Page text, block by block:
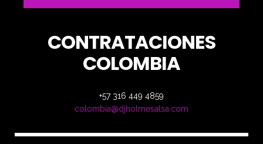
CONTRATACIONES
COLOMBIA
+57 316 449 4859
colombia@djholmesalsa.com